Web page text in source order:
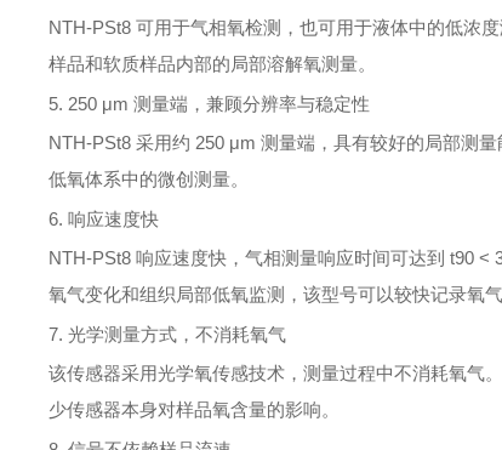
NTH-PSt8 可用于气相氧检测，也可用于液体中的低浓
样品和软质样品内部的局部溶解氧测量。
5. 250 μm 测量端，兼顾分辨率与稳定性
NTH-PSt8 采用约 250 μm 测量端，具有较好的局部测
低氧体系中的微创测量。
6. 响应速度快
NTH-PSt8 响应速度快，气相测量响应时间可达到 t90
氧气变化和组织局部低氧监测，该型号可以较快记录氧气
7. 光学测量方式，不消耗氧气
该传感器采用光学氧传感技术，测量过程中不消耗氧气
少传感器本身对样品氧含量的影响。